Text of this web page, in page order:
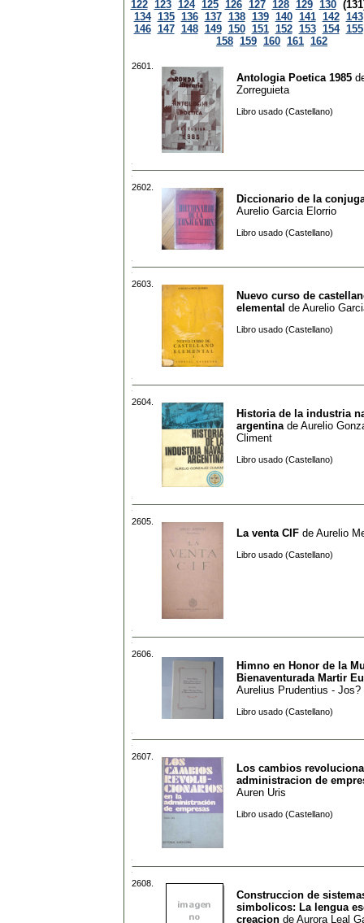
122 123 124 125 126 127 128 129 130
134 135 136 137 138 139 140 141 142 143
146 147 148 149 150 151 152 153 154 155
158 159 160 161 162
2601.
Antologia Poetica 1985
Zorreguieta
Libro usado (Castellano)
2602.
Diccionario de la
Aurelio Garcia Elorrio
Libro usado (Castellano)
2603.
Nuevo curso de
elemental de Aurelio
Libro usado (Castellano)
2604.
Historia de la industria
argentina de Aurelio
Climent
Libro usado (Castellano)
2605.
La venta CIF de Aurelio
Libro usado (Castellano)
2606.
Himno en Honor de la
Bienaventurada Martir
Aurelius Prudentius - Jos?
Libro usado (Castellano)
2607.
Los cambios
administracion de
Auren Uris
Libro usado (Castellano)
2608.
Construccion de
simbolicos: La lengua
creacion de Aurora Leal